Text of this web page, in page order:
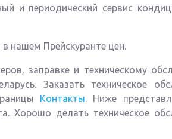
и периодический сервис
нашем Прейскуранте цен.
заправке и техническому
Заказать техническое
Контакты. Ниже
Хорошо делать техническое